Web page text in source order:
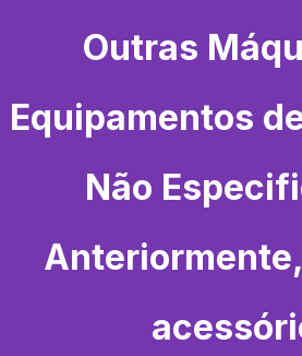
Outras
Equipamentos
Não